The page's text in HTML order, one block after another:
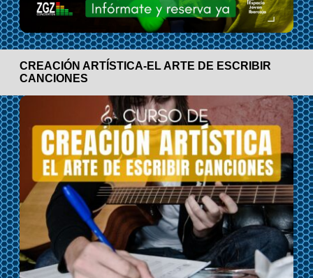
CREACIÓN ARTÍSTICA-EL ARTE DE ESCRIBIR
CANCIONES